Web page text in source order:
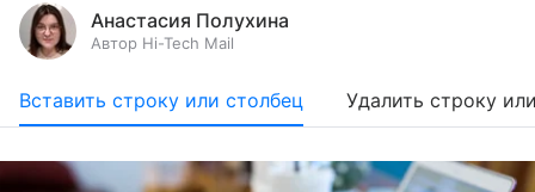
Анастасия Полухина
Автор Hi-Tech Mail
Вставить строку или столбец Удалить строку